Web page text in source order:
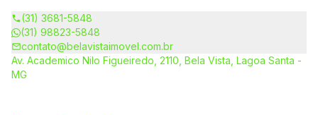
(31) 3681-5848
(31) 98823-5848
contato@belavistaimovel.com.br
Av. Academico Nilo Figueiredo, 2110, Bela Vista, Lagoa Santa -
MG